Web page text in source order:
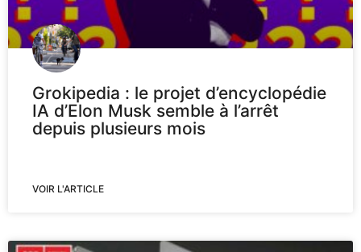
Grokipedia : le projet d’encyclopédie
IA d’Elon Musk semble à l’arrêt
depuis plusieurs mois
VOIR L'ARTICLE